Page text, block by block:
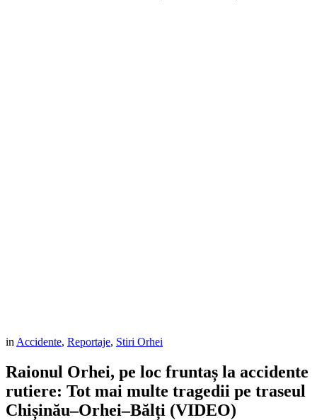
in Accidente, Reportaje, Stiri Orhei
Raionul Orhei, pe loc fruntaș la accidente
rutiere: Tot mai multe tragedii pe traseul
Chișinău–Orhei–Bălți (VIDEO)